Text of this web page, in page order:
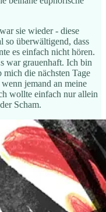
sie wieder - diese
so überwältigend, dass
es einfach nicht hören.
war grauenhaft. Ich bin
mich die nächsten Tage
jemand an meine
wollte einfach nur allein
Scham.